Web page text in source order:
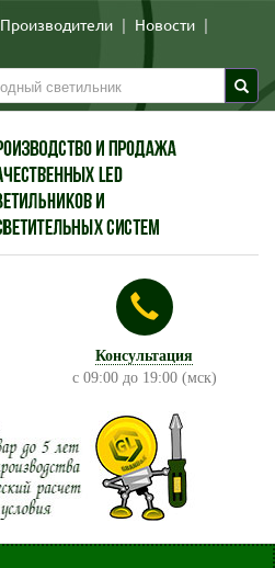
Производители | Новости |
Консультация
с 09:00 до 19:00 (мск)